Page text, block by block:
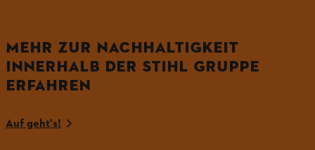
MEHR ZUR NACHHALTIGKEIT
INNERHALB DER STIHL GRUPPE
ERFAHREN
Auf geht's!